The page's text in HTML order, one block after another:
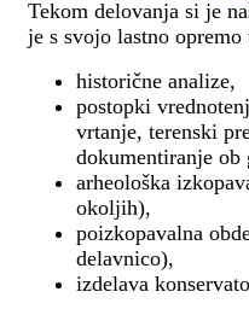
Tekom delovanja si je
je s svojo lastno
historične analize,
postopki
vrtanje, terenski
dokumentiranje ob
arheološka
okoljih),
poizkopavalna
delavnico),
izdelava